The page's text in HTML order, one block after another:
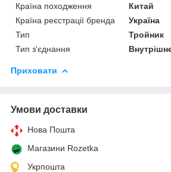
Країна походження
Китай
Країна реєстрації бренда
Україна
Тип
Тройник
Тип з'єднання
Приховати
Умови доставки
Нова Пошта
Магазини Rozetka
Укрпошта